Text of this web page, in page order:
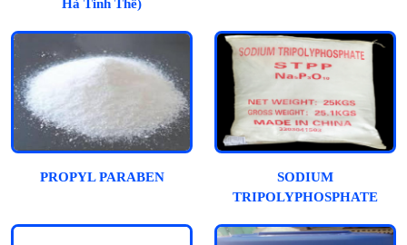
Hà Tinh Thể)
PROPYL PARABEN
SODIUM
TRIPOLYPHOSPHATE